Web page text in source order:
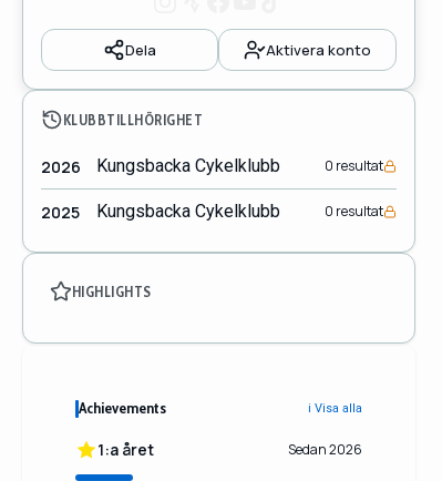
Dela Aktivera konto
KLUBBTILLHÖRIGHET
2026 Kungsbacka Cykelklubb 0 resultat
2025 Kungsbacka Cykelklubb 0 resultat
HIGHLIGHTS
Achievements ℹ️ Visa alla
1:a året Sedan 2026